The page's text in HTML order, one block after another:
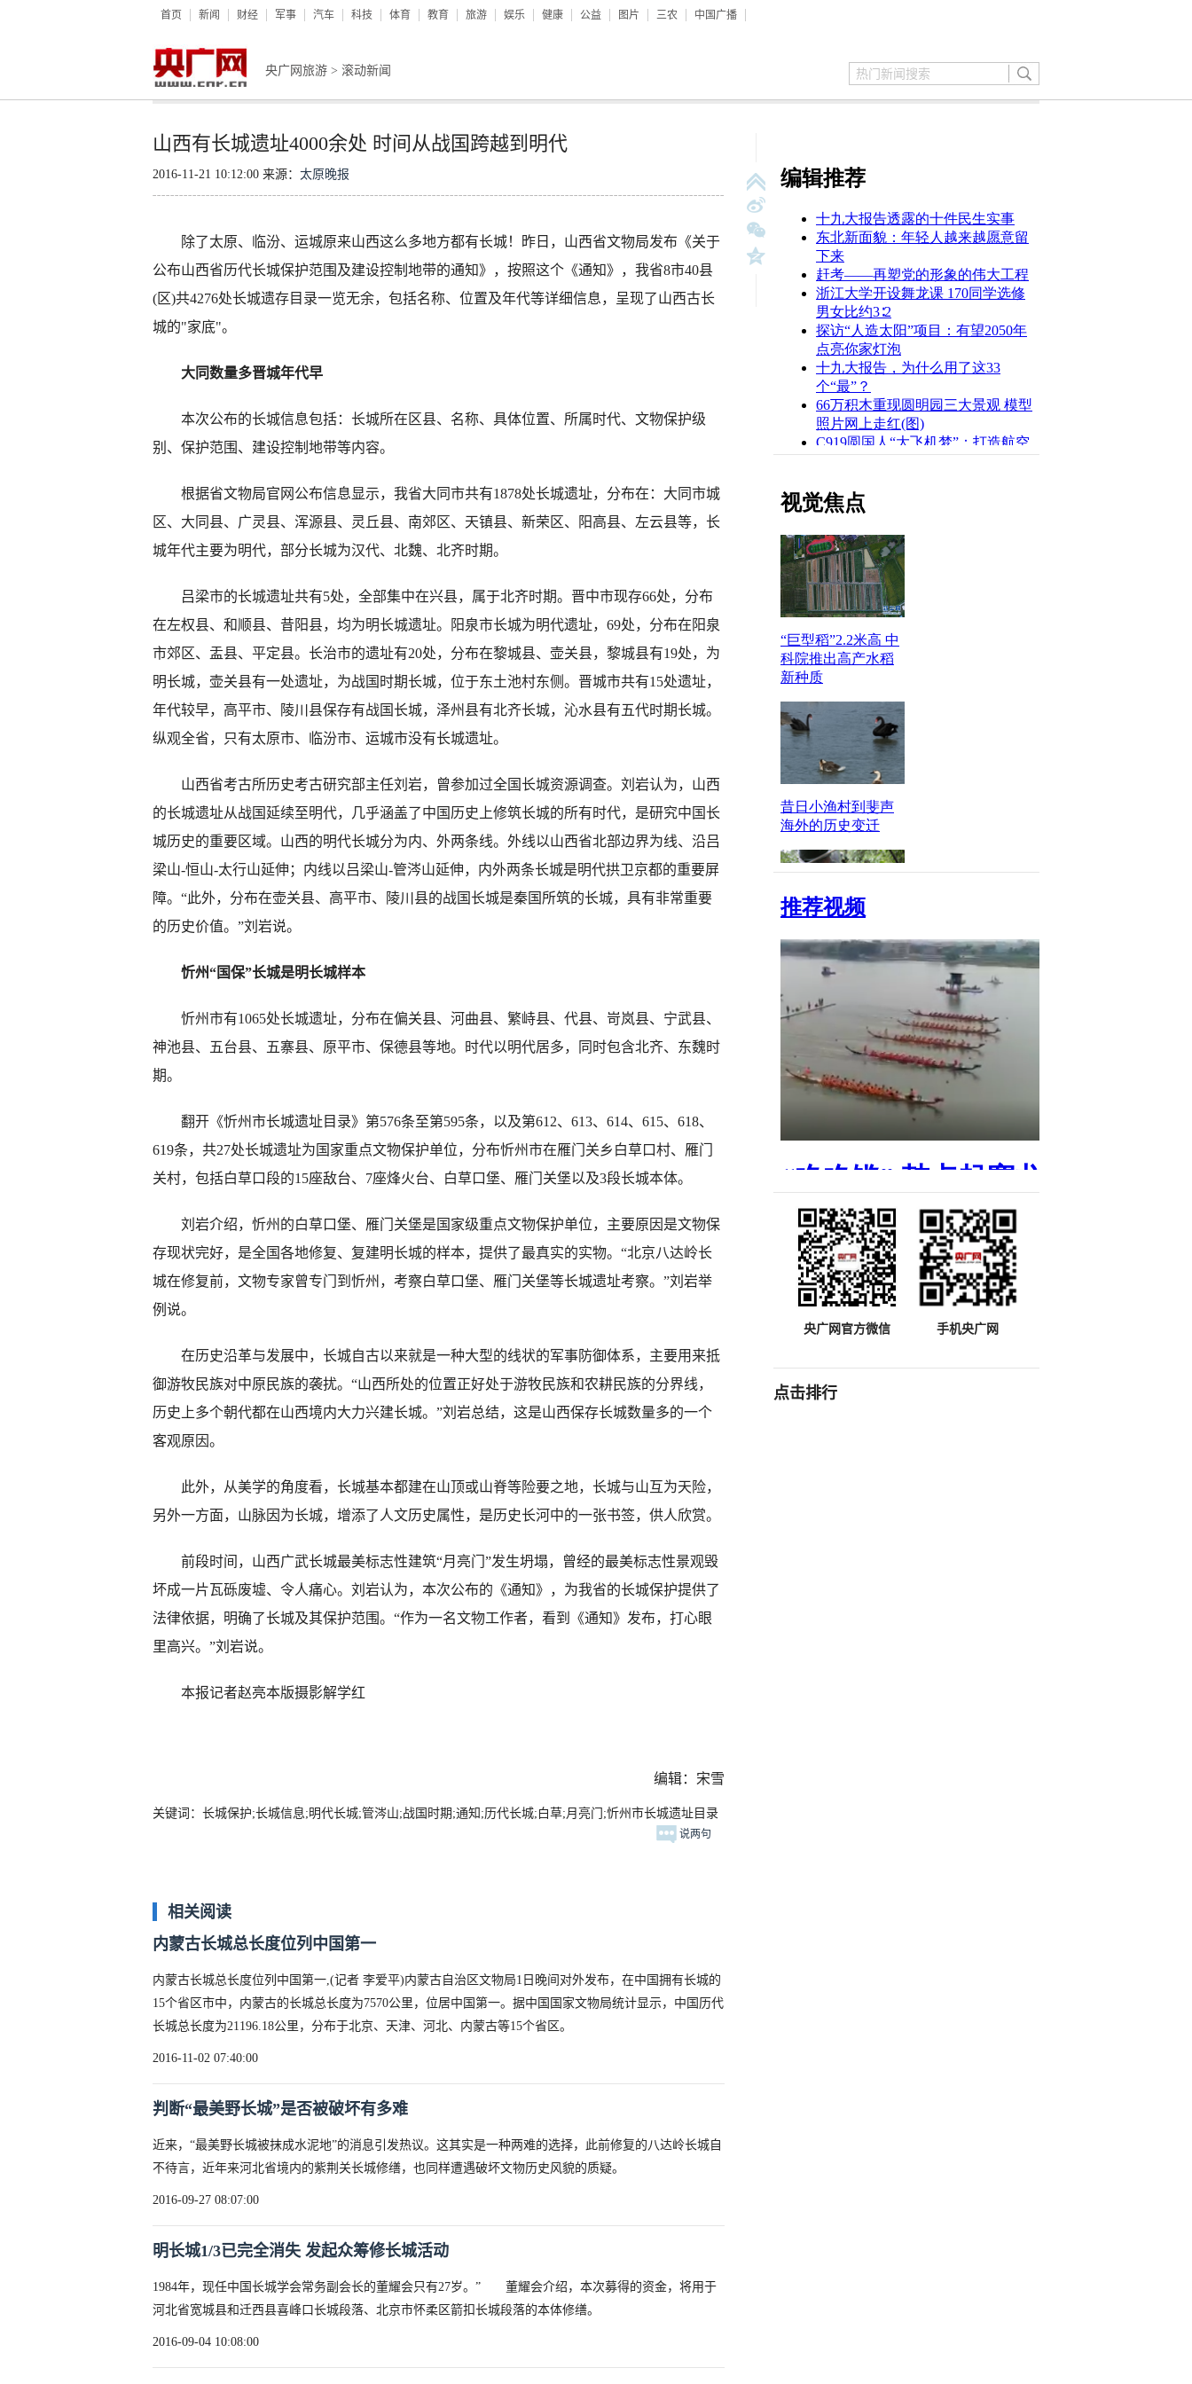
首页 新闻 财经 军事 汽车 科技 体育 教育 旅游 娱乐 健康 公益 图片 三农 中国广播
央广网旅游 > 滚动新闻
山西有长城遗址4000余处 时间从战国跨越到明代
2016-11-21 10:12:00 来源： 太原晚报
除了太原、临汾、运城原来山西这么多地方都有长城！昨日，山西省文物局发布《关于
公布山西省历代长城保护范围及建设控制地带的通知》，按照这个《通知》，我省8市40县
(区)共4276处长城遗存目录一览无余，包括名称、位置及年代等详细信息，呈现了山西古长
城的"家底"。
大同数量多晋城年代早
本次公布的长城信息包括：长城所在区县、名称、具体位置、所属时代、文物保护级
别、保护范围、建设控制地带等内容。
根据省文物局官网公布信息显示，我省大同市共有1878处长城遗址，分布在：大同市城
区、大同县、广灵县、浑源县、灵丘县、南郊区、天镇县、新荣区、阳高县、左云县等，长
城年代主要为明代，部分长城为汉代、北魏、北齐时期。
吕梁市的长城遗址共有5处，全部集中在兴县，属于北齐时期。晋中市现存66处，分布
在左权县、和顺县、昔阳县，均为明长城遗址。阳泉市长城为明代遗址，69处，分布在阳泉
市郊区、盂县、平定县。长治市的遗址有20处，分布在黎城县、壶关县，黎城县有19处，为
明长城，壶关县有一处遗址，为战国时期长城，位于东土池村东侧。晋城市共有15处遗址，
年代较早，高平市、陵川县保存有战国长城，泽州县有北齐长城，沁水县有五代时期长城。
纵观全省，只有太原市、临汾市、运城市没有长城遗址。
山西省考古所历史考古研究部主任刘岩，曾参加过全国长城资源调查。刘岩认为，山西
的长城遗址从战国延续至明代，几乎涵盖了中国历史上修筑长城的所有时代，是研究中国长
城历史的重要区域。山西的明代长城分为内、外两条线。外线以山西省北部边界为线、沿吕
梁山-恒山-太行山延伸；内线以吕梁山-管涔山延伸，内外两条长城是明代拱卫京都的重要屏
障。“此外，分布在壶关县、高平市、陵川县的战国长城是秦国所筑的长城，具有非常重要
的历史价值。”刘岩说。
忻州“国保”长城是明长城样本
忻州市有1065处长城遗址，分布在偏关县、河曲县、繁峙县、代县、岢岚县、宁武县、
神池县、五台县、五寨县、原平市、保德县等地。时代以明代居多，同时包含北齐、东魏时
期。
翻开《忻州市长城遗址目录》第576条至第595条，以及第612、613、614、615、618、
619条，共27处长城遗址为国家重点文物保护单位，分布忻州市在雁门关乡白草口村、雁门
关村，包括白草口段的15座敌台、7座烽火台、白草口堡、雁门关堡以及3段长城本体。
刘岩介绍，忻州的白草口堡、雁门关堡是国家级重点文物保护单位，主要原因是文物保
存现状完好，是全国各地修复、复建明长城的样本，提供了最真实的实物。“北京八达岭长
城在修复前，文物专家曾专门到忻州，考察白草口堡、雁门关堡等长城遗址考察。”刘岩举
例说。
在历史沿革与发展中，长城自古以来就是一种大型的线状的军事防御体系，主要用来抵
御游牧民族对中原民族的袭扰。“山西所处的位置正好处于游牧民族和农耕民族的分界线，
历史上多个朝代都在山西境内大力兴建长城。”刘岩总结，这是山西保存长城数量多的一个
客观原因。
此外，从美学的角度看，长城基本都建在山顶或山脊等险要之地，长城与山互为天险，
另外一方面，山脉因为长城，增添了人文历史属性，是历史长河中的一张书签，供人欣赏。
前段时间，山西广武长城最美标志性建筑“月亮门”发生坍塌，曾经的最美标志性景观毁
坏成一片瓦砾废墟、令人痛心。刘岩认为，本次公布的《通知》，为我省的长城保护提供了
法律依据，明确了长城及其保护范围。“作为一名文物工作者，看到《通知》发布，打心眼
里高兴。”刘岩说。
本报记者赵亮本版摄影解学红
编辑：宋雪
关键词：长城保护;长城信息;明代长城;管涔山;战国时期;通知;历代长城;白草;月亮门;忻州市长城遗址目录
说两句
相关阅读
内蒙古长城总长度位列中国第一
内蒙古长城总长度位列中国第一,(记者 李爱平)内蒙古自治区文物局1日晚间对外发布，在中国拥有长城的
15个省区市中，内蒙古的长城总长度为7570公里，位居中国第一。据中国国家文物局统计显示，中国历代
长城总长度为21196.18公里，分布于北京、天津、河北、内蒙古等15个省区。
2016-11-02 07:40:00
判断“最美野长城”是否被破坏有多难
近来，“最美野长城被抹成水泥地”的消息引发热议。这其实是一种两难的选择，此前修复的八达岭长城自
不待言，近年来河北省境内的紫荆关长城修缮，也同样遭遇破坏文物历史风貌的质疑。
2016-09-27 08:07:00
明长城1/3已完全消失 发起众筹修长城活动
1984年，现任中国长城学会常务副会长的董耀会只有27岁。” 董耀会介绍，本次募得的资金，将用于
河北省宽城县和迁西县喜峰口长城段落、北京市怀柔区箭扣长城段落的本体修缮。
2016-09-04 10:08:00
央广网官方微信 手机央广网
点击排行